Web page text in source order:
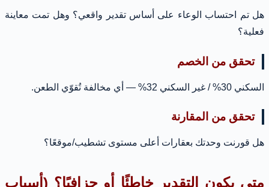
هل تم احتساب الوعاء على أساس تقدير واقعي؟ وهل تمت معاينة
فعلية؟
تحقق من الخصم
السكني 30% / غير السكني 32% — أي مخالفة تُقوّي الطعن.
تحقق من المقارنة
هل قورنت وحدتك بعقارات أعلى مستوى تشطيب/موقعًا؟
متى يكون التقدير خاطئًا أو جزافيًا؟ (أسباب